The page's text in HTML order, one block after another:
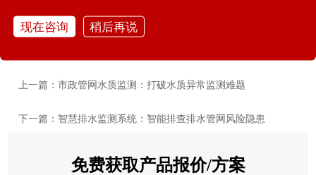
权。
上一篇：市政管网水质监测：打破水质异常监测难题
下一篇：智慧排水监测系统：智能排查排水管网风险隐患
免费获取产品报价/方案
现在咨询 稍后再说